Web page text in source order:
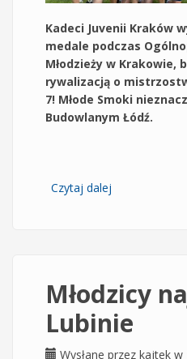
Kadeci Juvenii Kraków
medale podczas
Młodzieży w Krakowie,
rywalizacją o
7! Młode Smoki
Budowlanym Łódź.
Czytaj dalej
Młodzicy
Lubinie
Wysłane przez kajtek w